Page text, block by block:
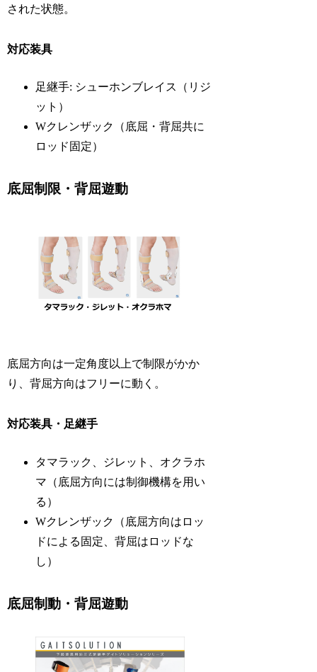
された状態。
対応装具
足継手: シューホンブレイス（リジ
ット）
Wクレンザック（底屈・背屈共に
ロッド固定）
底屈制限・背屈遊動
底屈方向は一定角度以上で制限がかか
り、背屈方向はフリーに動く。
対応装具・足継手
タマラック、ジレット、オクラホ
マ（底屈方向には制御機構を用い
る）
Wクレンザック（底屈方向はロッ
ドによる固定、背屈はロッドな
し）
底屈制動・背屈遊動